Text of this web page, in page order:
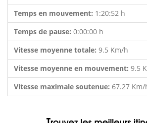
Temps en mouvement: 1:20:52 h
Temps de pause: 0:00:00 h
Vitesse moyenne totale: 9.5 Km/h
Vitesse moyenne en mouvement: 9.5
Vitesse maximale soutenue: 67.27 Km/